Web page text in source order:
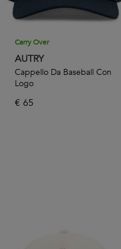
Carry Over
AUTRY
Cappello Da Baseball Con
Logo
€ 65